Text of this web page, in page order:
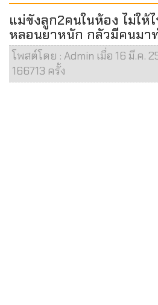
แม่ขังลูก2คนในห้อง ไม่ให้
หลอนยาหนัก กลัวมีคนมา
โพสต์โดย : Admin เมื่อ 16 มี.ค.
166713 ครั้ง